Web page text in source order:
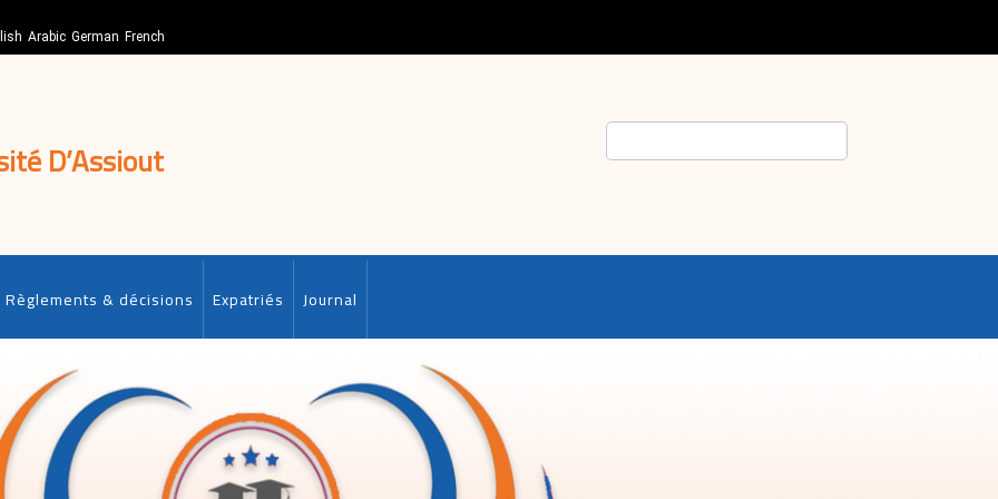
Arabic German French
D’Assiout
Règlements & décisions Expatriés Journal